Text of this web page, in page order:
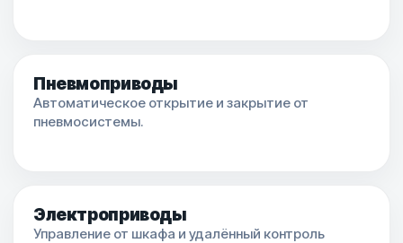
Пневмоприводы
Автоматическое открытие и закрытие от
пневмосистемы.
Электроприводы
Управление от шкафа и удалённый контроль